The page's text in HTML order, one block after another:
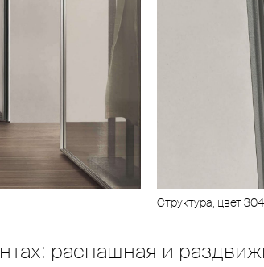
Структура, цвет
распашная и